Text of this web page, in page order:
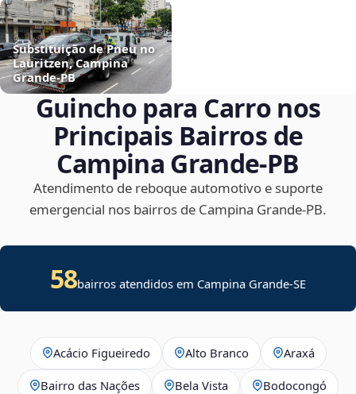
Substituição de Pneu no
Lauritzen, Campina
Grande‑PB
Guincho para Carro nos
Principais Bairros de
Campina Grande‑PB
Atendimento de reboque automotivo e suporte
emergencial nos bairros de Campina Grande‑PB.
58bairros atendidos em Campina Grande-SE
Acácio Figueiredo Alto Branco Araxá
Bairro das Nações Bela Vista Bodocongó